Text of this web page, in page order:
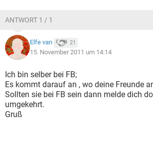
ANTWORT 1 / 1
Elfe van 21
15. November 2011 um 14:14
Ich bin selber bei FB;
Es kommt darauf an , wo deine Freunde
Sollten sie bei FB sein dann melde dich
umgekehrt.
Gruß